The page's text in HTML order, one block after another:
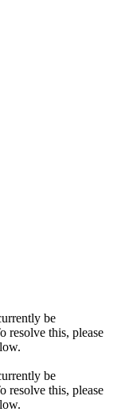
be
resolve this, please
be
resolve this, please